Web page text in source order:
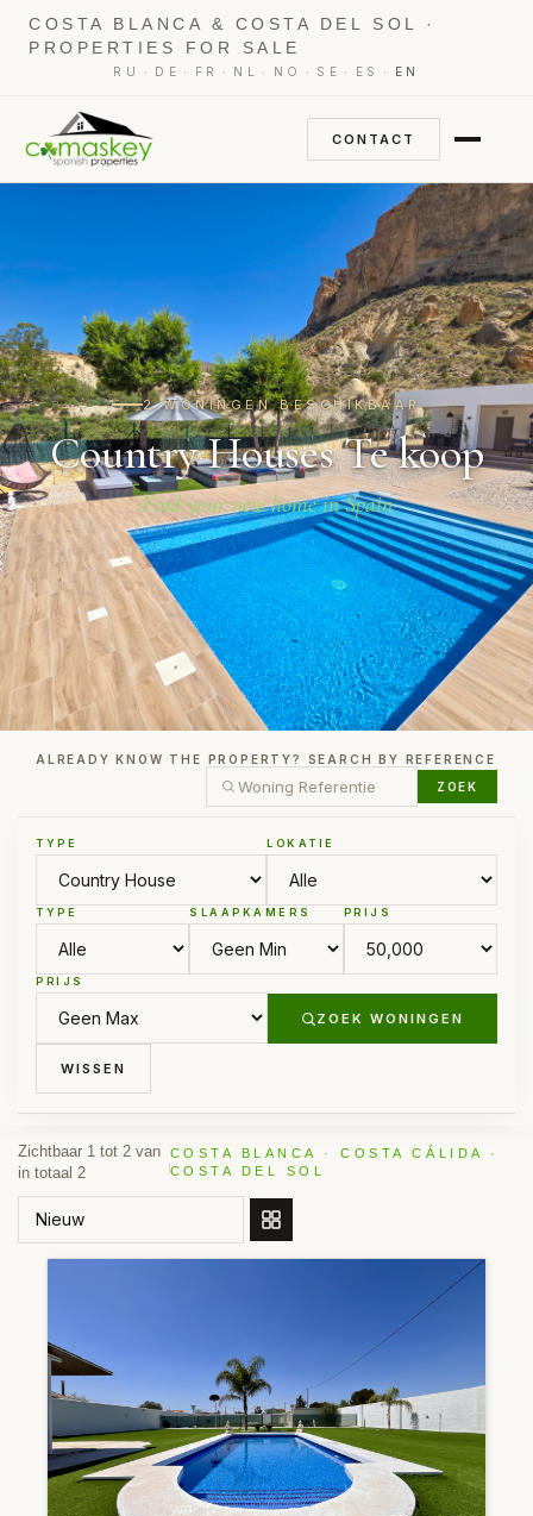
COSTA BLANCA & COSTA DEL SOL ·
PROPERTIES FOR SALE
RU · DE · FR · NL · NO · SE · ES · EN
CONTACT
2 WONINGEN BESCHIKBAAR
Country Houses Te koop
Find your new home in Spain
ALREADY KNOW THE PROPERTY? SEARCH BY REFERENCE
ZOEK
TYPE LOKATIE
TYPE SLAAPKAMERS PRIJS
PRIJS
ZOEK WONINGEN
WISSEN
Zichtbaar 1 tot 2 van
in totaal 2
COSTA BLANCA · COSTA CÁLIDA ·
COSTA DEL SOL
SORTEER OP